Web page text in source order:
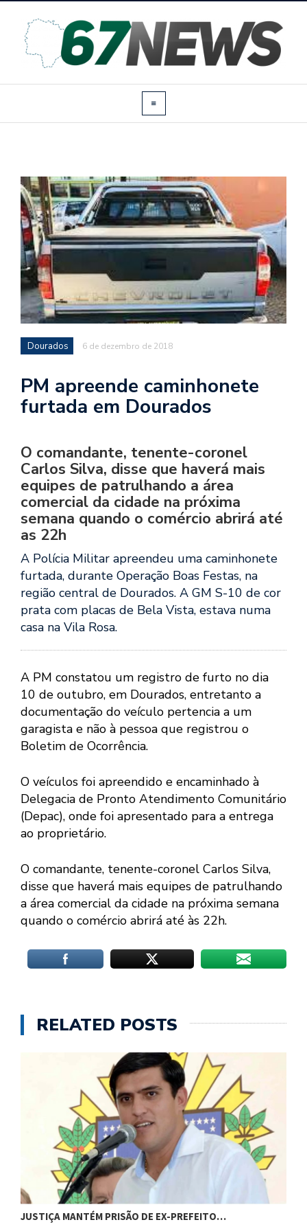
Dourados 6 de dezembro de 2018
PM apreende caminhonete
furtada em Dourados
O comandante, tenente-coronel
Carlos Silva, disse que haverá mais
equipes de patrulhando a área
comercial da cidade na próxima
semana quando o comércio abrirá até
as 22h
A Polícia Militar apreendeu uma caminhonete
furtada, durante Operação Boas Festas, na
região central de Dourados. A GM S-10 de cor
prata com placas de Bela Vista, estava numa
casa na Vila Rosa.
A PM constatou um registro de furto no dia
10 de outubro, em Dourados, entretanto a
documentação do veículo pertencia a um
garagista e não à pessoa que registrou o
Boletim de Ocorrência.
O veículos foi apreendido e encaminhado à
Delegacia de Pronto Atendimento Comunitário
(Depac), onde foi apresentado para a entrega
ao proprietário.
O comandante, tenente-coronel Carlos Silva,
disse que haverá mais equipes de patrulhando
a área comercial da cidade na próxima semana
quando o comércio abrirá até às 22h.
RELATED POSTS
JUSTIÇA MANTÉM PRISÃO DE EX-PREFEITO…